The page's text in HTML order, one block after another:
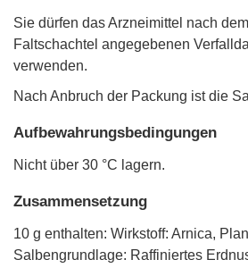
Sie dürfen das Arzneimittel nach
Faltschachtel angegebenen
verwenden.
Nach Anbruch der Packung ist die
Aufbewahrungsbedingungen
Nicht über 30 °C lagern.
Zusammensetzung
10 g enthalten: Wirkstoff: Arnica,
Salbengrundlage: Raffiniertes